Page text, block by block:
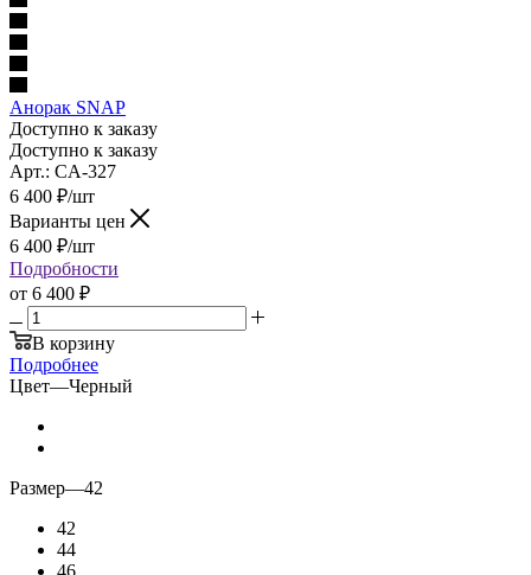
Анорак SNAP
Доступно к заказу
Доступно к заказу
Арт.: CA-327
6 400 ₽/шт
Варианты цен
6 400 ₽/шт
Подробности
от 6 400 ₽
В корзину
Подробнее
Цвет—Черный
Размер—42
42
44
46